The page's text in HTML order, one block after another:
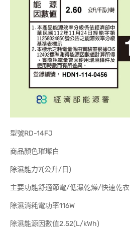
型號RD-14FJ
商品顏色璀璨白
除濕能力7(公升/日)
主要功能舒適節電/低濕乾燥/快速乾衣
除濕消耗電功率116W
除濕能源因數值2.52(L/kWh)